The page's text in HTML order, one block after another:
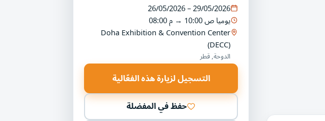
26/05/2026 – 29/05/2026
يوميا10:00 ص →08:00 م
Doha Exhibition & Convention Center
(DECC)
الدوحة, قطر
التسجيل لزيارة هذه الفعّالية
حفظ في المفضلة